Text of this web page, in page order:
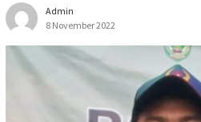
Admin
8 November 2022